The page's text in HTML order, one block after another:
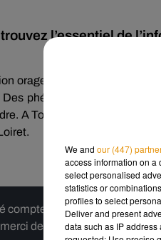
l’essentiel de
orageuse arrivée par l’ouest
phénomènes localement
A Tours, une maison
compte-tenu du refus du
merci de nous donner votre
We and our (447)
access information on a
select personalised
statistics or
profiles to select
Deliver and present
data such as IP